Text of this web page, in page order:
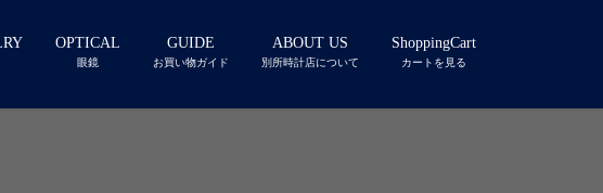
OPTICAL
眼鏡
GUIDE
お買い物ガイド
ABOUT US
別所時計店について
ShoppingCart
カートを見る